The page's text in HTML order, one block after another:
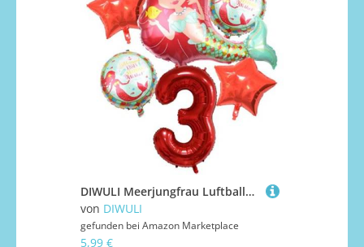
DIWULI Meerjungfrau Luftballon Set 3 Jahre XXL Deko
von DIWULI
gefunden bei Amazon Marketplace
5,99 €